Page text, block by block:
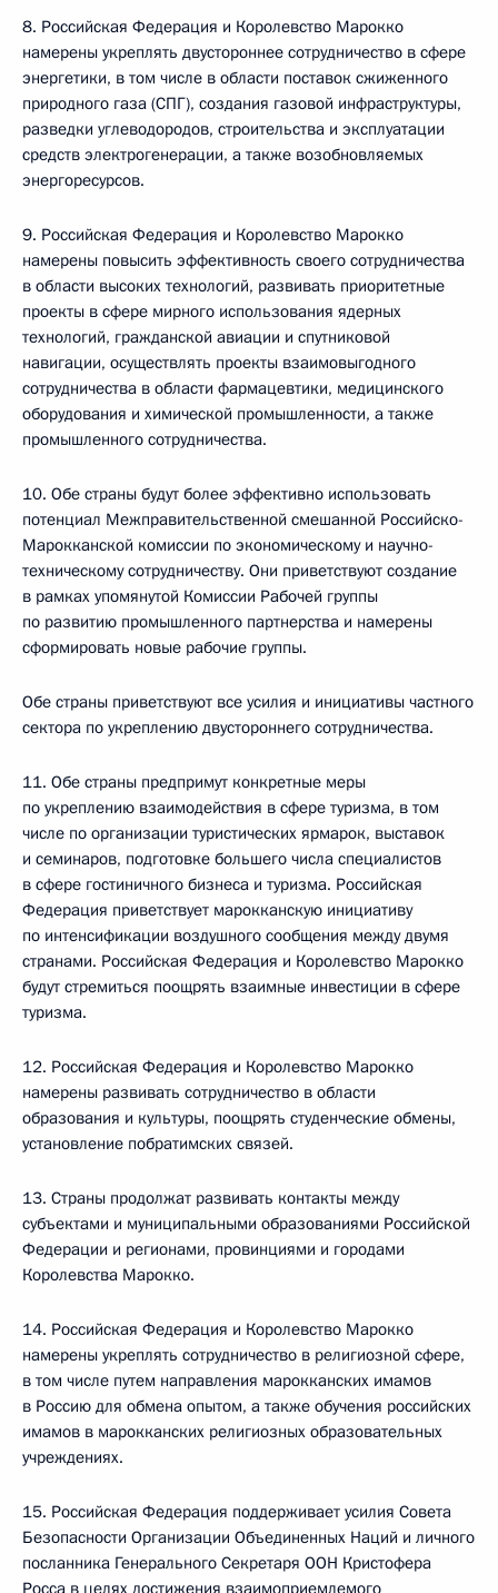
8. Российская Федерация и Королевство Марокко
намерены укреплять двустороннее сотрудничество в сфере
энергетики, в том числе в области поставок сжиженного
природного газа (СПГ), создания газовой инфраструктуры,
разведки углеводородов, строительства и эксплуатации
средств электрогенерации, а также возобновляемых
энергоресурсов.
9. Российская Федерация и Королевство Марокко
намерены повысить эффективность своего сотрудничества
в области высоких технологий, развивать приоритетные
проекты в сфере мирного использования ядерных
технологий, гражданской авиации и спутниковой
навигации, осуществлять проекты взаимовыгодного
сотрудничества в области фармацевтики, медицинского
оборудования и химической промышленности, а также
промышленного сотрудничества.
10. Обе страны будут более эффективно использовать
потенциал Межправительственной смешанной Российско-
Марокканской комиссии по экономическому и научно-
техническому сотрудничеству. Они приветствуют создание
в рамках упомянутой Комиссии Рабочей группы
по развитию промышленного партнерства и намерены
сформировать новые рабочие группы.
Обе страны приветствуют все усилия и инициативы частного
сектора по укреплению двустороннего сотрудничества.
11. Обе страны предпримут конкретные меры
по укреплению взаимодействия в сфере туризма, в том
числе по организации туристических ярмарок, выставок
и семинаров, подготовке большего числа специалистов
в сфере гостиничного бизнеса и туризма. Российская
Федерация приветствует марокканскую инициативу
по интенсификации воздушного сообщения между двумя
странами. Российская Федерация и Королевство Марокко
будут стремиться поощрять взаимные инвестиции в сфере
туризма.
12. Российская Федерация и Королевство Марокко
намерены развивать сотрудничество в области
образования и культуры, поощрять студенческие обмены,
установление побратимских связей.
13. Страны продолжат развивать контакты между
субъектами и муниципальными образованиями Российской
Федерации и регионами, провинциями и городами
Королевства Марокко.
14. Российская Федерация и Королевство Марокко
намерены укреплять сотрудничество в религиозной сфере,
в том числе путем направления марокканских имамов
в Россию для обмена опытом, а также обучения российских
имамов в марокканских религиозных образовательных
учреждениях.
15. Российская Федерация поддерживает усилия Совета
Безопасности Организации Объединенных Наций и личного
посланника Генерального Секретаря ООН Кристофера
Росса в целях достижения взаимоприемлемого